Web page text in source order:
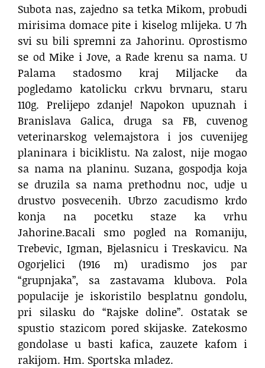
Subota nas, zajedno sa tetka Mikom, probudi
mirisima domace pite i kiselog mlijeka. U 7h
svi su bili spremni za Jahorinu. Oprostismo
se od Mike i Jove, a Rade krenu sa nama. U
Palama stadosmo kraj Miljacke da
pogledamo katolicku crkvu brvnaru, staru
110g. Prelijepo zdanje! Napokon upuznah i
Branislava Galica, druga sa FB, cuvenog
veterinarskog velemajstora i jos cuvenijeg
planinara i biciklistu. Na zalost, nije mogao
sa nama na planinu. Suzana, gospodja koja
se druzila sa nama prethodnu noc, udje u
drustvo posvecenih. Ubrzo zacudismo krdo
konja na pocetku staze ka vrhu
Jahorine.Bacali smo pogled na Romaniju,
Trebevic, Igman, Bjelasnicu i Treskavicu. Na
Ogorjelici (1916 m) uradismo jos par
“grupnjaka”, sa zastavama klubova. Pola
populacije je iskoristilo besplatnu gondolu,
pri silasku do “Rajske doline”. Ostatak se
spustio stazicom pored skijaske. Zatekosmo
gondolase u basti kafica, zauzete kafom i
rakijom. Hm. Sportska mladez.